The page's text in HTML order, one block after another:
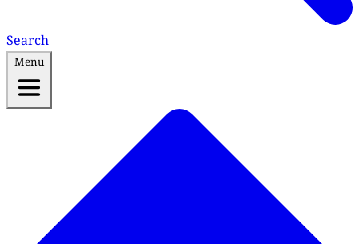
Search
Menu